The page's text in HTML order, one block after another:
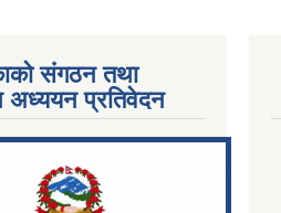
Al...
संगठन तथा
अध्ययन प्रतिवेदन